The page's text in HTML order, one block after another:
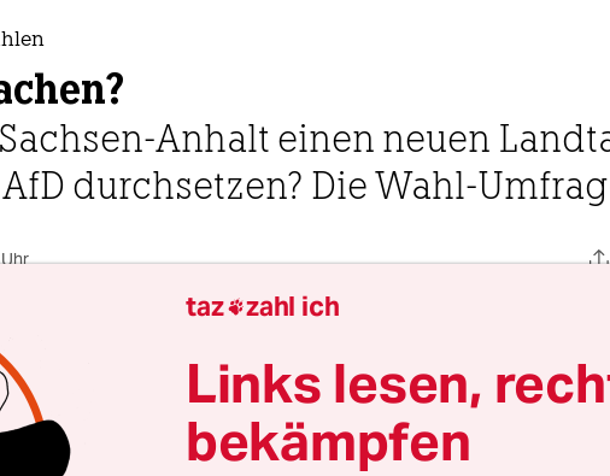
Anhalt einen neuen
durchsetzen? Die Wahl-
Drosdowski
taz zahl ich
Links lesen,
bekämpfen